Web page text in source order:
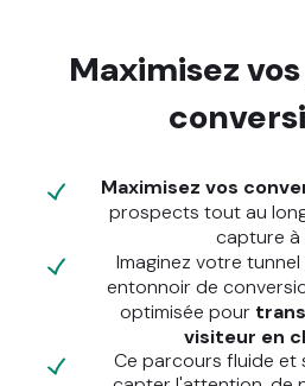
Maximisez
Maximisez vos
prospects tout au
capture à
Imaginez votre
entonnoir de
optimisée pour
visiteur en
Ce parcours fluide